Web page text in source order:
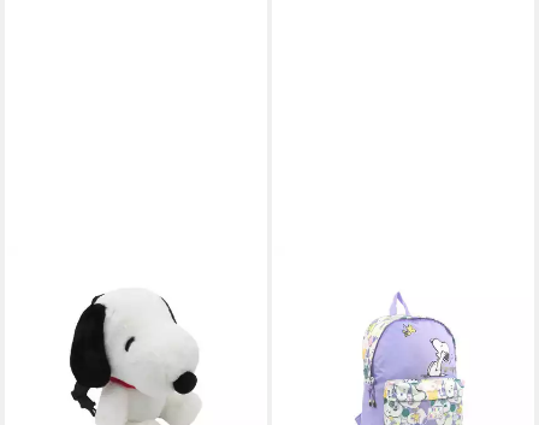
Rucksack Kinder Plüsch
Tasche Kuschelrucksack für
Kindergarten 28 cm
ab 27,45 €
39,95 €
Kinderrucksack Snoopy
Jugendrucksack Trolley
Schulrucksack
Freizeitrucksack (1-tlg)
ab 34,95 €
39,95 €